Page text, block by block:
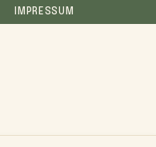
IMPRESSUM